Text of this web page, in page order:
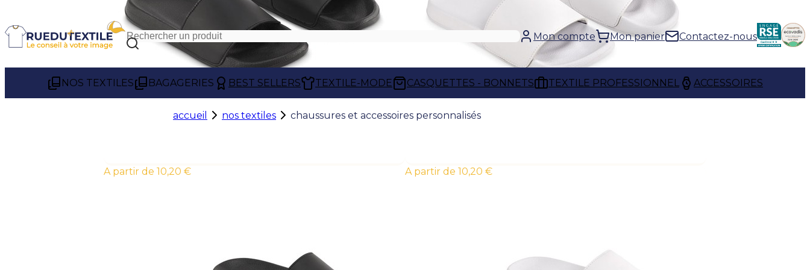
Mon compte Mon panier Contactez-nous
NOS TEXTILES BAGAGERIES BEST SELLERS TEXTILE-MODE CASQUETTES - BONNETS TEXTILE PROFESSIONNEL ACCESSOIRES
accueil nos textiles chaussures et accessoires personnalisés
marque, notre gamme de chaussures et accessoires personnalisés
répond à toutes les exigences de terrain. Qu'il s'agisse de sneakers
À partir de 10,20 € À partir de 10,20 €